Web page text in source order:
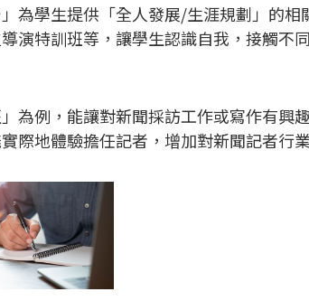
」為學生提供「全人發展/生涯規劃」的
演特訓班等，讓學生認識自我，接觸不
為例，能讓對新聞採訪工作或寫作有興
際地體驗擔任記者，增加對新聞記者行